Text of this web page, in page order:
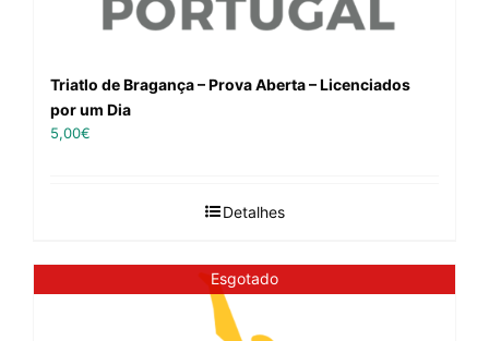
Triatlo de Bragança – Prova Aberta – Licenciados
por um Dia
5,00€
Detalhes
Esgotado